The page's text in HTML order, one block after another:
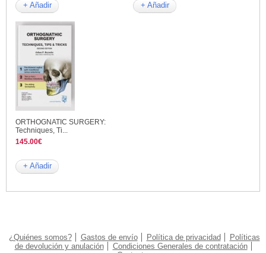
+ Añadir + Añadir
ORTHOGNATIC SURGERY:
Techniques, Ti...
145.00€
+ Añadir
¿Quiénes somos? Gastos de envío Política de privacidad
Políticas
de devolución y anulación
Condiciones Generales de contratación